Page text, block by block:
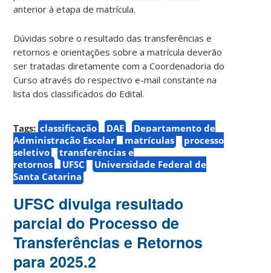
anterior à etapa de matrícula.
Dúvidas sobre o resultado das transferências e
retornos e orientações sobre a matrícula deverão
ser tratadas diretamente com a Coordenadoria do
Curso através do respectivo e-mail constante na
lista dos classificados do Edital.
Tags: classificação DAE
Departamento de
Administração Escolar
matrículas
processo
seletivo
transferências e
retornos
UFSC
Universidade Federal de
Santa Catarina
UFSC divulga resultado
parcial do Processo de
Transferências e Retornos
para 2025.2